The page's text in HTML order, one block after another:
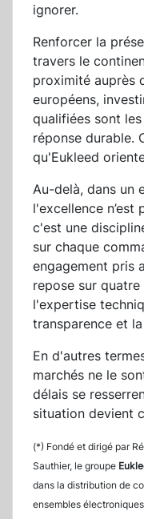
ignorer.
Renforcer la
travers le
proximité auprès
européens,
qualifiées sont
réponse durable.
qu'Eukleed
Au-delà, dans un
l'excellence n’est
c'est une
sur chaque
engagement pris
repose sur
l'expertise
transparence et
En d'autres
marchés ne le
délais se
situation devient
(*) Fondé et dirigé par
Sauthier, le groupe
dans la distribution de
ensembles